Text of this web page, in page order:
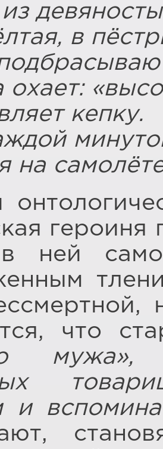
в
охает:
кепку.
на
героиня
ней
что
мужа»,
и